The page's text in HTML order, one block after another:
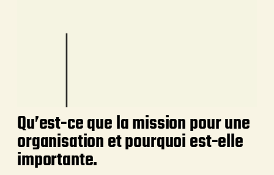
Qu’est-ce que la mission pour une
organisation et pourquoi est-elle
importante.